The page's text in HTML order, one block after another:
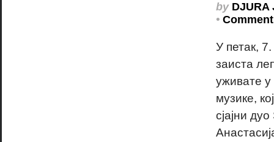
by DJURA
•
У петак,
заиста
уживате
музике,
сјајни